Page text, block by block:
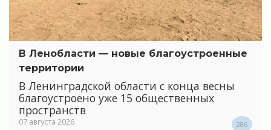
В Ленобласти — новые благоустроенные
территории
В Ленинградской области с конца весны
благоустроено уже 15 общественных
пространств
07 августа 2026 286